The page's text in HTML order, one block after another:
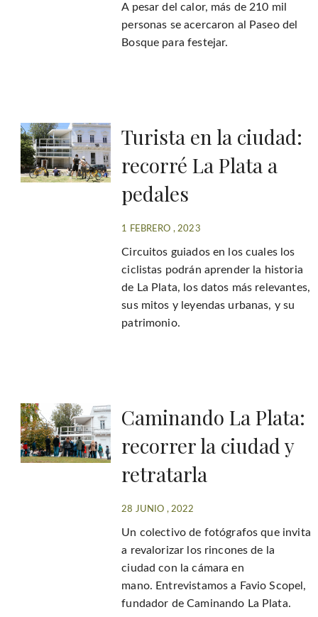
A pesar del calor, más de 210 mil
personas se acercaron al Paseo del
Bosque para festejar.
Turista en la ciudad:
recorré La Plata a
pedales
1 FEBRERO , 2023
Circuitos guiados en los cuales los
ciclistas podrán aprender la historia
de La Plata, los datos más relevantes,
sus mitos y leyendas urbanas, y su
patrimonio.
Caminando La Plata:
recorrer la ciudad y
retratarla
28 JUNIO , 2022
Un colectivo de fotógrafos que invita
a revalorizar los rincones de la
ciudad con la cámara en
mano. Entrevistamos a Favio Scopel,
fundador de Caminando La Plata.